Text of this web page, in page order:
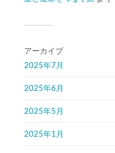
アーカイブ
2025年7月
2025年6月
2025年5月
2025年1月